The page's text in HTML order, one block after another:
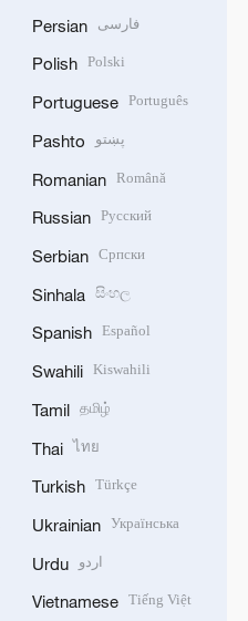
Persian فارسی
Polish Polski
Portuguese Português
Pashto پښتو
Romanian Română
Russian Русский
Serbian Српски
Sinhala සිංහල
Spanish Español
Swahili Kiswahili
Tamil தமிழ்
Thai ไทย
Turkish Türkçe
Ukrainian Українська
Urdu اردو
Vietnamese Tiếng Việt